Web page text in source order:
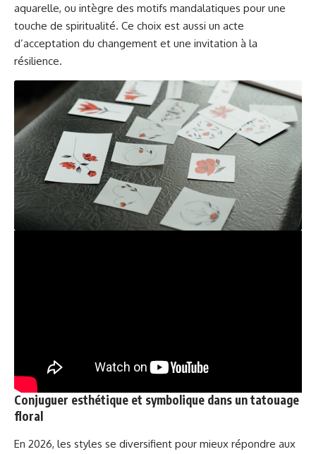
aquarelle, ou intègre des motifs mandalatiques pour une
touche de spiritualité. Ce choix est aussi un acte
d’acceptation du changement et une invitation à la
résilience.
Conjuguer esthétique et symbolique dans un tatouage
floral
En 2026, les styles se diversifient pour mieux répondre aux